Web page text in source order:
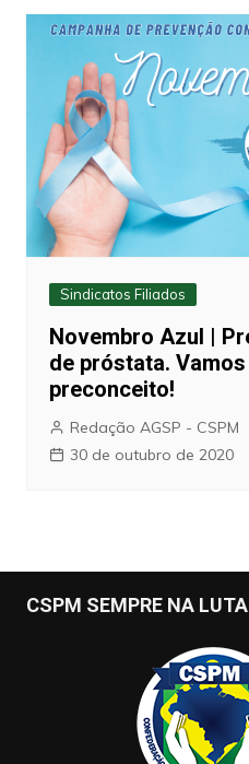
Sindicatos Filiados
Novembro Azul |
de próstata.
preconceito!
Redação AGSP - CSPM
30 de outubro de 2020
CSPM SEMPRE NA